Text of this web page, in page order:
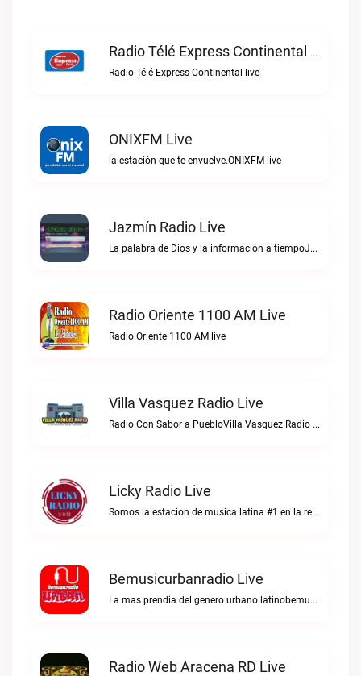
Radio Télé Express Continental Live
Radio Télé Express Continental live
ONIXFM Live
la estación que te envuelve.ONIXFM live
Jazmín Radio Live
La palabra de Dios y la información a tiempoJazmín Radio live
Radio Oriente 1100 AM Live
Radio Oriente 1100 AM live
Villa Vasquez Radio Live
Radio Con Sabor a PuebloVilla Vasquez Radio live
Licky Radio Live
Somos la estacion de musica latina #1 en la red.Licky Radio live
Bemusicurbanradio Live
La mas prendia del genero urbano latinobemusicurbanradio live
Radio Web Aracena RD Live